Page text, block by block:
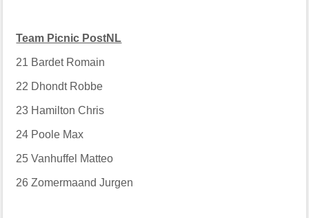
Team Picnic PostNL
21 Bardet Romain
22 Dhondt Robbe
23 Hamilton Chris
24 Poole Max
25 Vanhuffel Matteo
26 Zomermaand Jurgen